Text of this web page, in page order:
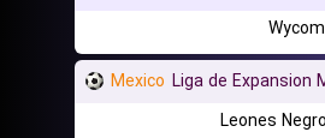
Mexico Liga de Expansion
Leones